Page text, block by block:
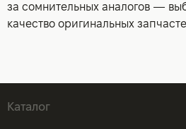
за сомнительных аналогов —
качество оригинальных
Каталог